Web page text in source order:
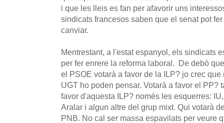
i que les lleis es fan per afavorir uns
sindicats francesos saben que el senat pot
canviar.
Mentrestant, a l'estat espanyol, els sindicats
per fer enrere la reforma laboral. De debò
el PSOE votarà a favor de la ILP? jo crec
UGT ho poden pensar. Votarà a favor el PP?
favor d'aquesta ILP? només les esquerres:
Aralar i algun altre del grup mixt. Qui votarà
PNB. No cal ser massa espavilats per veure